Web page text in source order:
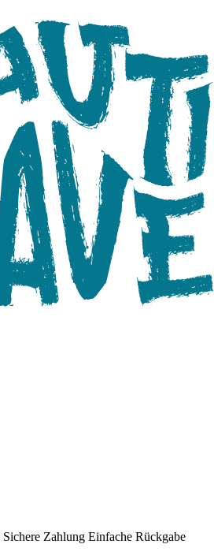
Sichere Zahlung Einfache Rückgabe